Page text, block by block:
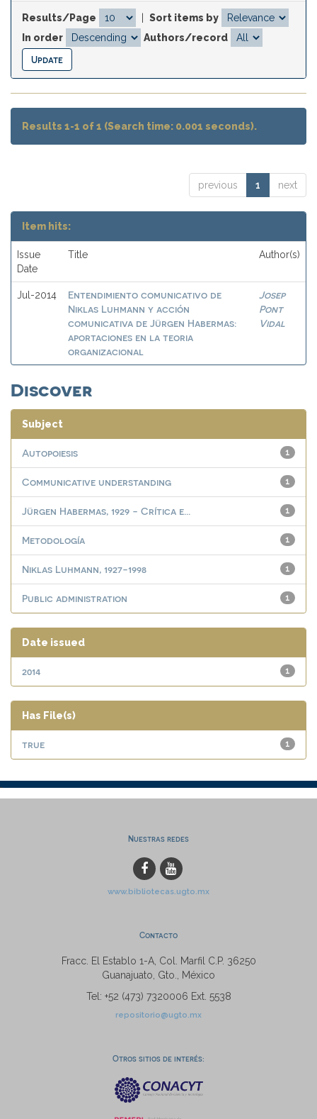
Results/Page
Sort items by
In order
Authors/record
Results 1-1 of 1 (Search time: 0.001 seconds).
previous 1 next
Item hits:
Issue
Date
Title Author(s)
Jul-2014
Entendimiento comunicativo de
Niklas Luhmann y acción
comunicativa de Jürgen Habermas:
aportaciones en la teoria
organizacional
Josep
Pont
Vidal
Discover
Subject
1
Autopoiesis
1
Communicative understanding
1
Jürgen Habermas, 1929 - Crítica e...
1
Metodología
1
Niklas Luhmann, 1927-1998
1
Public administration
Date issued
1
2014
Has File(s)
1
true
Nuestras redes
www.bibliotecas.ugto.mx
Contacto
Fracc. El Establo 1-A, Col. Marfil C.P. 36250
Guanajuato, Gto., México
Tel: +52 (473) 7320006 Ext. 5538
repositorio@ugto.mx
Otros sitios de interés: